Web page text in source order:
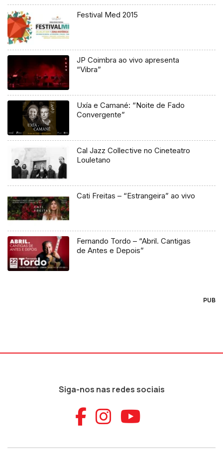
Festival Med 2015
JP Coimbra ao vivo apresenta
“Vibra”
Uxía e Camané: “Noite de Fado
Convergente”
Cal Jazz Collective no Cineteatro
Louletano
Cati Freitas – “Estrangeira” ao vivo
Fernando Tordo – “Abril. Cantigas
de Antes e Depois”
PUB
Siga-nos nas redes sociais
Aceder ao
Aceder ao
Aceder